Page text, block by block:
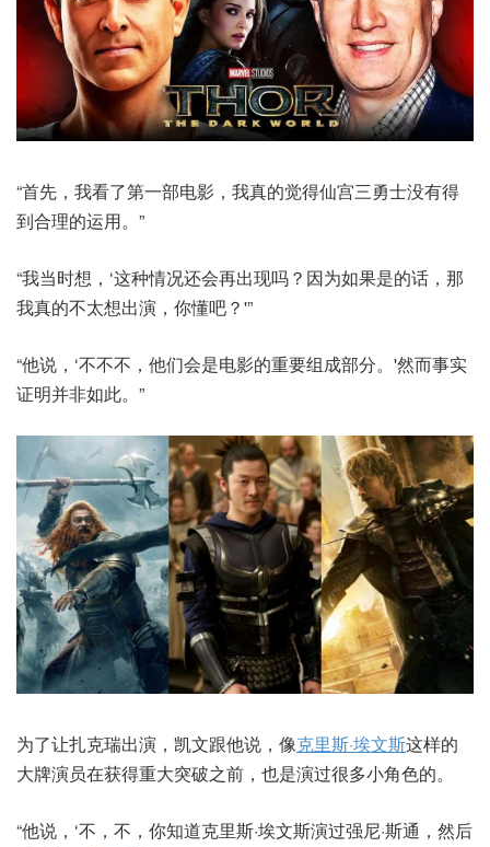
“首先，我看了第一部电影，我真的觉得仙宫三勇士没有得
到合理的运用。”
“我当时想，‘这种情况还会再出现吗？因为如果是的话，那
我真的不太想出演，你懂吧？'”
“他说，‘不不不，他们会是电影的重要组成部分。'然而事实
证明并非如此。”
为了让扎克瑞出演，凯文跟他说，像克里斯·埃文斯这样的
大牌演员在获得重大突破之前，也是演过很多小角色的。
“他说，‘不，不，你知道克里斯·埃文斯演过强尼·斯通，然后